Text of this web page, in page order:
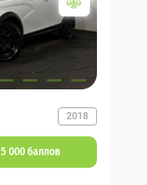
2018
5 000 баллов